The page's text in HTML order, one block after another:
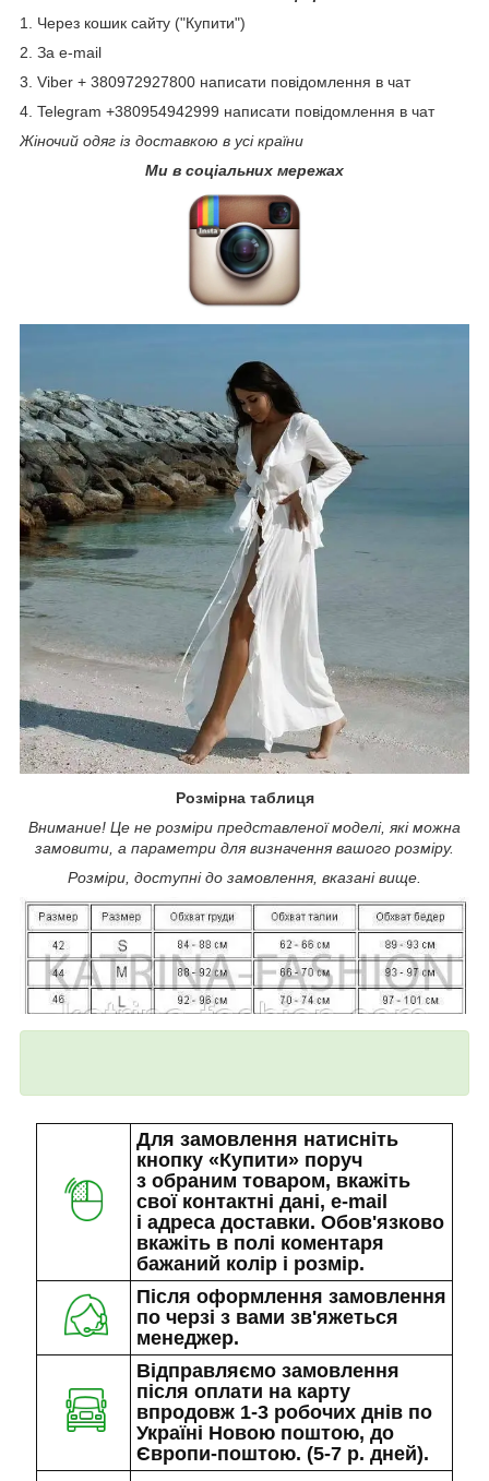
1. Через кошик сайту ("Купити")
2. За e-mail
3. Viber + 380972927800 написати повідомлення в чат
4. Telegram +380954942999 написати повідомлення в чат
Жіночий одяг із доставкою в усі країни
Ми в соціальних мережах
Розмірна таблиця
Внимание! Це не розміри представленої моделі, які можна
замовити, а параметри для визначення вашого розміру.
Розміри, доступні до замовлення, вказані вище.
Для замовлення натисніть
кнопку «Купити» поруч
з обраним товаром, вкажіть
свої контактні дані, e-mail
і адреса доставки. Обов'язково
вкажіть в полі коментаря
бажаний колір і розмір.
Після оформлення замовлення
по черзі з вами зв'яжеться
менеджер.
Відправляємо замовлення
після оплати на карту
впродовж 1-3 робочих днів по
Україні Новою поштою, до
Європи-поштою. (5-7 р. дней).